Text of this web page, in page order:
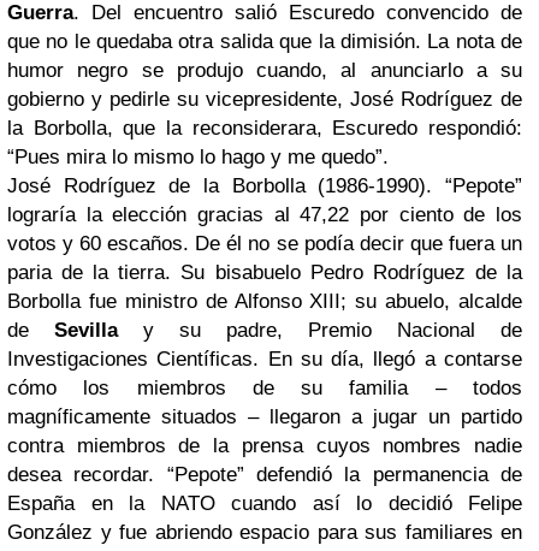
Guerra. Del encuentro salió Escuredo convencido de
que no le quedaba otra salida que la dimisión. La nota de
humor negro se produjo cuando, al anunciarlo a su
gobierno y pedirle su vicepresidente, José Rodríguez de
la Borbolla, que la reconsiderara, Escuredo respondió:
“Pues mira lo mismo lo hago y me quedo”.
José Rodríguez de la Borbolla (1986-1990). “Pepote”
lograría la elección gracias al 47,22 por ciento de los
votos y 60 escaños. De él no se podía decir que fuera un
paria de la tierra. Su bisabuelo Pedro Rodríguez de la
Borbolla fue ministro de Alfonso XIII; su abuelo, alcalde
de Sevillay su padre, Premio Nacional de
Investigaciones Científicas. En su día, llegó a contarse
cómo los miembros de su familia – todos
magníficamente situados – llegaron a jugar un partido
contra miembros de la prensa cuyos nombres nadie
desea recordar. “Pepote” defendió la permanencia de
España en la NATO cuando así lo decidió Felipe
González y fue abriendo espacio para sus familiares en